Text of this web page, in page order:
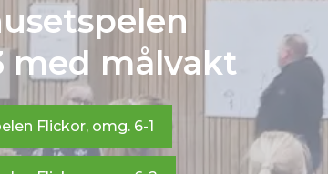
med målvakt
Flickor, omg. 6-1